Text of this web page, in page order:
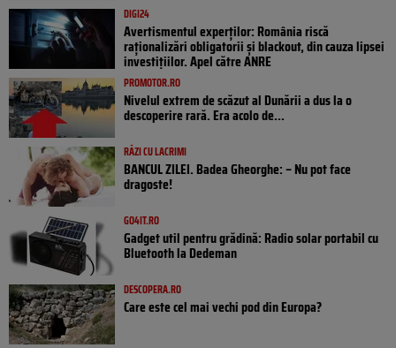
DIGI24
Avertismentul experților: România riscă
raționalizări obligatorii și blackout, din cauza lipsei
investițiilor. Apel către ANRE
PROMOTOR.RO
Nivelul extrem de scăzut al Dunării a dus la o
descoperire rară. Era acolo de...
RÂZI CU LACRIMI
BANCUL ZILEI. Badea Gheorghe: – Nu pot face
dragoste!
GO4IT.RO
Gadget util pentru grădină: Radio solar portabil cu
Bluetooth la Dedeman
DESCOPERA.RO
Care este cel mai vechi pod din Europa?